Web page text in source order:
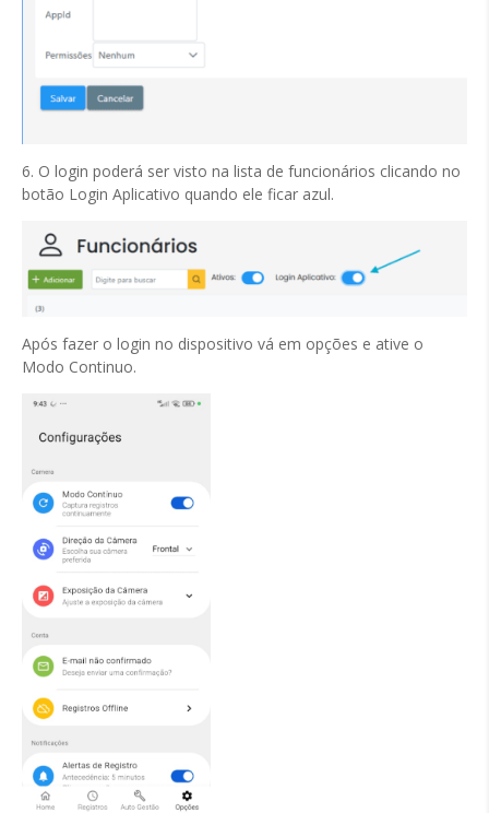
6. O login poderá ser visto na lista de funcionários clicando no
botão Login Aplicativo quando ele ficar azul.
Após fazer o login no dispositivo vá em opções e ative o
Modo Continuo.